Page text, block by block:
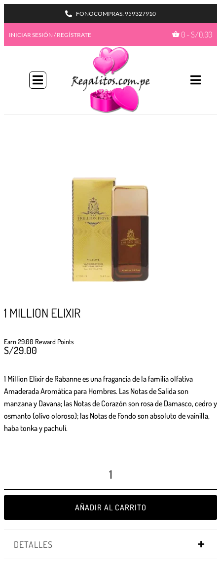
FONOCOMPRAS: 959327910
INICIAR SESIÓN / REGÍSTRATE 0-S/0.00
1 MILLION ELIXIR
Earn 29.00 Reward Points
S/29.00
1 Million Elixir de Rabannees una fragancia de la familia olfativa
Amaderada Aromática para Hombres. Las Notas de Salida son
manzana y Davana; las Notas de Corazón son rosa de Damasco, cedro y
osmanto (olivo oloroso); las Notas de Fondo son absoluto de vainilla,
haba tonka y pachulí.
AÑADIR AL CARRITO
DETALLES
BIENVENIDA A NUESTRO
PROGAMA GIFTBENEFITS
HAZTE MIEMBRO
Con más formas de desbloquear beneficios
emocionantes, este es su pase de acceso total a
Ir a misGiftPoints
GIFTPOINTS
!Gana GiftPoints por diferentes acciones y
convierte esos GiftPoints en increíbles
recompensas!